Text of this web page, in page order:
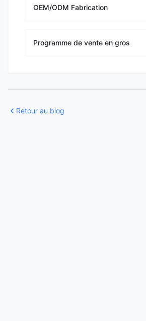
OEM/ODM Fabrication
Programme de vente en gros
Retour au blog